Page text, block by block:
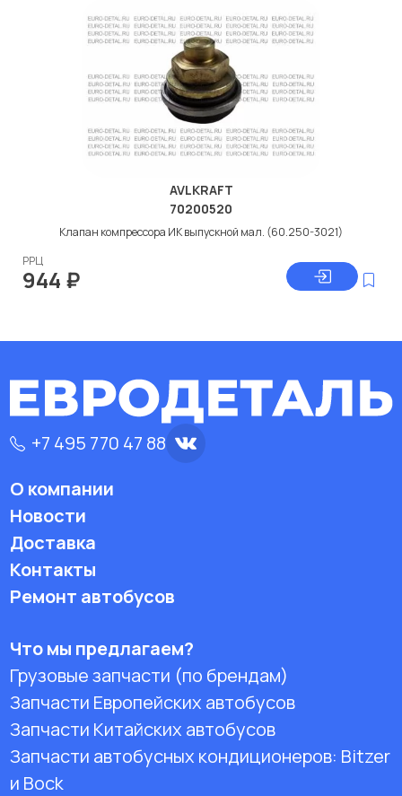
AVLKRAFT
70200520
Клапан компрессора ИК выпускной мал. (60.250-3021)
РРЦ
944 ₽
+7 495 770 47 88
О компании
Новости
Доставка
Контакты
Ремонт автобусов
Что мы предлагаем?
Грузовые запчасти (по брендам)
Запчасти Европейских автобусов
Запчасти Китайских автобусов
Запчасти автобусных кондиционеров: Bitzer
и Bock